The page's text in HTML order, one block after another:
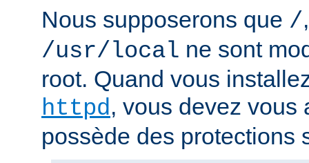
Nous supposerons que /
/usr/local ne sont
root. Quand vous
httpd, vous devez vous
possède des protections